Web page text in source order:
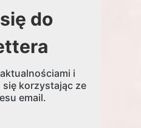
do
i
się korzystając ze
email.